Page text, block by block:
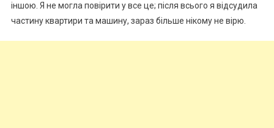
іншою. Я не могла повірити у все це; після всього я відсудила
частину квартири та машину, зараз більше нікому не вірю.